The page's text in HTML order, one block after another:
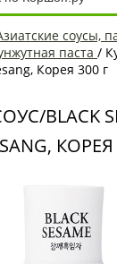
соусы,
паста /
Корея 300 г
BLACK